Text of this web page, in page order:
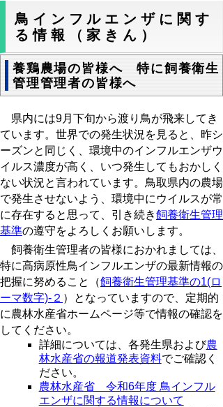
鳥インフルエンザに関す
る情報（家きん）
養鶏農場の皆様へ 特に飼養衛生
管理管理者の皆様へ
県内には9月下旬から渡り鳥が飛来してき
ています。世界での発生状況を見ると、昨シ
ーズンと同じく、環境中のインフルエンザウ
イルス濃度が高く、いつ発生してもおかしく
ない状況と言われています。鳥取県内の農場
で発生させないよう、環境中にウイルスが常
に存在すると思って、引き続き飼養衛生管理
基準の遵守をよろしくお願いします。
飼養衛生管理者の皆様におかれましては、
特に高病原性鳥インフルエンザの最新情報の
把握に努めること（飼養衛生管理基準の1(ロ
ーマ数字)-２ ）となっていますので、定期的
に農林水産省ホームページ等で情報の確認を
してください。
詳細については、各発生県および農
林水産省の報道発表資料でご確認く
ださい。
農林水産省 令和6年度 鳥インフル
エンザに関する情報について